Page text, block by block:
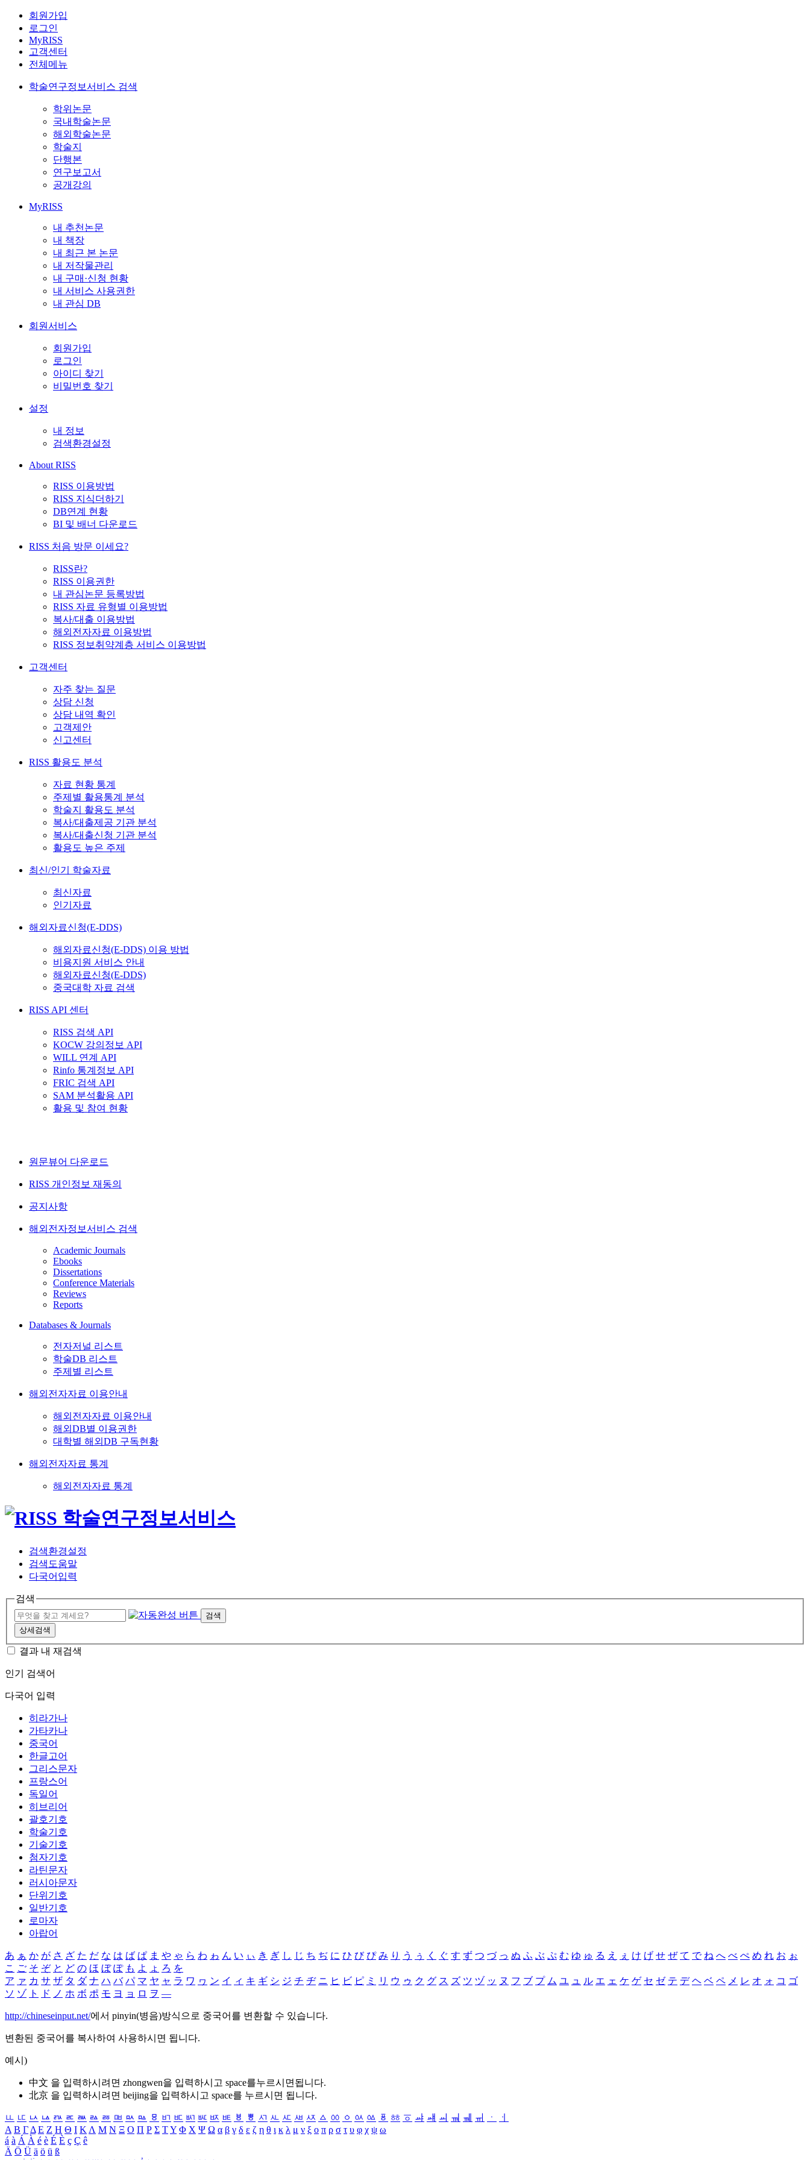
회원가입
로그인
MyRISS
고객센터
전체메뉴
학술연구정보서비스 검색
학위논문
국내학술논문
해외학술논문
학술지
단행본
연구보고서
공개강의
MyRISS
내 추천논문
내 책장
내 최근 본 논문
내 저작물관리
내 구매·신청 현황
내 서비스 사용권한
내 관심 DB
회원서비스
회원가입
로그인
아이디 찾기
비밀번호 찾기
설정
내 정보
검색환경설정
About RISS
RISS 이용방법
RISS 지식더하기
DB연계 현황
BI 및 배너 다운로드
RISS 처음 방문 이세요?
RISS란?
RISS 이용권한
내 관심논문 등록방법
RISS 자료 유형별 이용방법
복사/대출 이용방법
해외전자자료 이용방법
RISS 정보취약계층 서비스 이용방법
고객센터
자주 찾는 질문
상담 신청
상담 내역 확인
고객제안
신고센터
RISS 활용도 분석
자료 현황 통계
주제별 활용통계 분석
학술지 활용도 분석
복사/대출제공 기관 분석
복사/대출신청 기관 분석
활용도 높은 주제
최신/인기 학술자료
최신자료
인기자료
해외자료신청(E-DDS)
해외자료신청(E-DDS) 이용 방법
비용지원 서비스 안내
해외자료신청(E-DDS)
중국대학 자료 검색
RISS API 센터
RISS 검색 API
KOCW 강의정보 API
WILL 연계 API
Rinfo 통계정보 API
FRIC 검색 API
SAM 분석활용 API
활용 및 참여 현황
원문뷰어 다운로드
RISS 개인정보 재동의
공지사항
해외전자정보서비스 검색
Academic Journals
Ebooks
Dissertations
Conference Materials
Reviews
Reports
Databases & Journals
전자저널 리스트
학술DB 리스트
주제별 리스트
해외전자자료 이용안내
해외전자자료 이용안내
해외DB별 이용권한
대학별 해외DB 구독현황
해외전자자료 통계
해외전자자료 통계
검색환경설정
검색도움말
다국어입력
검색
검색
상세검색
결과 내 재검색
인기 검색어
다국어 입력
히라가나
가타카나
중국어
한글고어
그리스문자
프랑스어
독일어
히브리어
괄호기호
학술기호
기술기호
첨자기호
라틴문자
러시아문자
단위기호
일반기호
로마자
아랍어
あ ぁ か が さ ざ た だ な は ば ぱ ま や ゃ ら わ ゎ ん い ぃ き ぎ し じ ち ぢ に ひ び ぴ み り う ぅ く ぐ す ず つ づ っ ぬ ふ ぶ ぷ む ゆ ゅ る え ぇ け げ せ ぜ て で ね へ べ ぺ め れ お ぉ
こ ご そ ぞ と ど の ほ ぼ ぽ も よ ょ ろ を
ア ァ カ サ ザ タ ダ ナ ハ バ パ マ ヤ ャ ラ ワ ヮ ン イ ィ キ ギ シ ジ チ ヂ ニ ヒ ビ ピ ミ リ ウ ゥ ク グ ス ズ ツ ヅ ッ ヌ フ ブ プ ム ユ ュ ル エ ェ ケ ゲ セ ゼ テ デ ヘ ベ ペ メ レ オ ォ コ ゴ
ソ ゾ ト ド ノ ホ ボ ポ モ ヨ ョ ロ ヲ ―
http://chineseinput.net/에서 pinyin(병음)방식으로 중국어를 변환할 수 있습니다.
변환된 중국어를 복사하여 사용하시면 됩니다.
예시)
中文 을 입력하시려면 zhongwen을 입력하시고 space를누르시면됩니다.
北京 을 입력하시려면 beijing을 입력하시고 space를 누르시면 됩니다.
ㅥ ㅦ ㅧ ㅨ ㅩ ㅪ ㅫ ㅬ ㅭ ㅮ ㅯ ㅰ ㅱ ㅲ ㅳ ㅴ ㅵ ㅶ ㅷ ㅸ ㅹ ㅺ ㅻ ㅼ ㅽ ㅾ ㅿ ㆀ ㆁ ㆂ ㆃ ㆄ ㆅ ㆆ ㆇ ㆈ ㆉ ㆊ ㆋ ㆌ ㆍ
ㆎ
Α Β ΓΔ Ε Ζ Η Θ Ι ΚΛ Μ Ν Ξ Ο Π Ρ Σ ΤΥ Φ Χ Ψ Ω α β γ δ ε ζ η θ ι κ λ μ ν ξ ο π ρ σ τ υ φ χ ψ ω
á à Á À é è É È ç Ç ê
Ä Ö Ü ä ö ü ß